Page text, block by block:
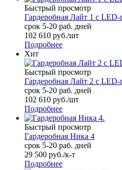
Быстрый просмотр
Гардеробная Лайт 1 с LED-
срок 5-20 раб. дней
102 610 руб./шт
Подробнее
Хит
Быстрый просмотр
Гардеробная Лайт 2 с LED-
срок 5-20 раб. дней
102 610 руб./шт
Подробнее
Быстрый просмотр
Гардеробная Ника 4
срок 5-20 раб. дней
29 500 руб./к-т
Подробнее